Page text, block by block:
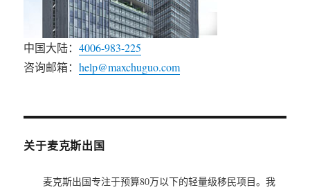
中国大陆：4006-983-225
咨询邮箱：help@maxchuguo.com
关于麦克斯出国
麦克斯出国专注于预算80万以下的轻量级移民项目。我